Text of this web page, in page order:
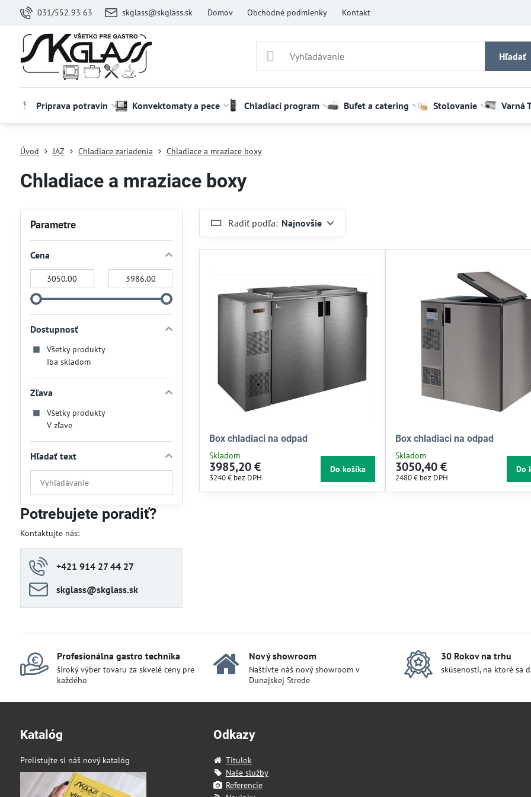
031/552 93 63 skglass@skglass.sk Domov Obchodné podmienky Kontakt
Hľadať
Príprava potravín Konvektomaty a pece Chladiaci program Bufet a catering Stolovanie Varná
Úvod JAZ Chladiace zariadenia Chladiace a mraziace boxy
Chladiace a mraziace boxy
Radiť podľa: Najnovšie
Box chladiaci na odpad
Skladom
3985,20 €
3240 € bez DPH
Do košíka
Box chladiaci na odpad
Skladom
3050,40 €
2480 € bez DPH
Do
Parametre
Cena
Dostupnosť
Všetky produkty
Iba skladom
Zľava
Všetky produkty
V zľave
Hľadať text
Prehľadať
výsledky
filtra
fulltextom
Potrebujete poradiť?
Kontaktujte nás:
+421 914 27 44 27
skglass​@skglass​.sk
Profesionálna gastro technika
široký výber tovaru za skvelé ceny pre
každého
Nový showroom
Naštívte náš nový showroom v
Dunajskej Strede
30 Rokov na trhu
skúsenosti, na ktoré sa
Katalóg
Prelistujte si náš nový katalóg
Odkazy
Titulok
Naše služby
Referencie